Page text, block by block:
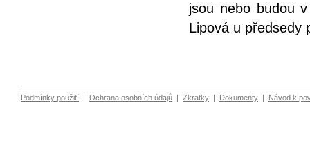
jsou nebo budou
Lipová u předsedy
Podmínky použití | Ochrana osobních údajů | Zkratky | Dokumenty | Návod k